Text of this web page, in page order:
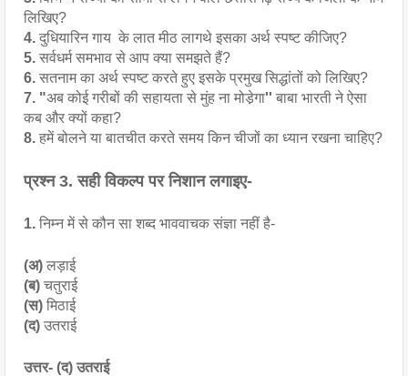
लिखिए?
4. दुधियारिन गाय  के लात मीठ लागथे इसका अर्थ स्पष्ट कीजिए?
5. सर्वधर्म समभाव से आप क्या समझते हैं?
6. सतनाम का अर्थ स्पष्ट करते हुए इसके प्रमुख सिद्धांतों को लिखिए?
7. "अब कोई गरीबों की सहायता से मुंह ना मोडे़गा'' बाबा भारती ने ऐसा
कब और क्यों कहा?
8. हमें बोलने या बातचीत करते समय किन चीजों का ध्यान रखना चाहिए?
प्रश्न 3. सही विकल्प पर निशान लगाइए-
1. निम्न में से कौन सा शब्द भाववाचक संज्ञा नहीं है-
(अ) लड़ाई
(ब) चतुराई
(स) मिठाई
(द) उतराई
उत्तर- (द) उतराई